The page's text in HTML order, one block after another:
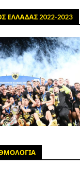
ΕΛΛΑΔΑΣ 2022-2023